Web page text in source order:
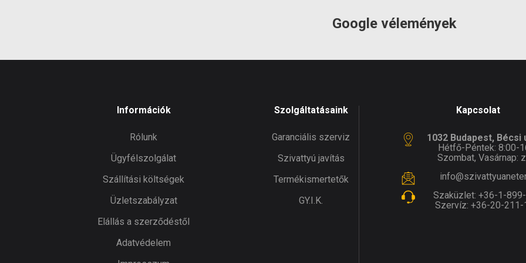
Google vélemények
Információk
Rólunk
Ügyfélszolgálat
Szállítási költségek
Üzletszabályzat
Elállás a szerződéstől
Adatvédelem
Szolgáltatásaink
Garanciális szerviz
Szivattyú javítás
Termékismertetők
GY.I.K.
Kapcsolat
1032 Budapest, Bécsi
Hétfő-Péntek: 8:00-
Szombat, Vasárnap:
Szaküzlet: +36-1-
Szervíz: +36-20-211-